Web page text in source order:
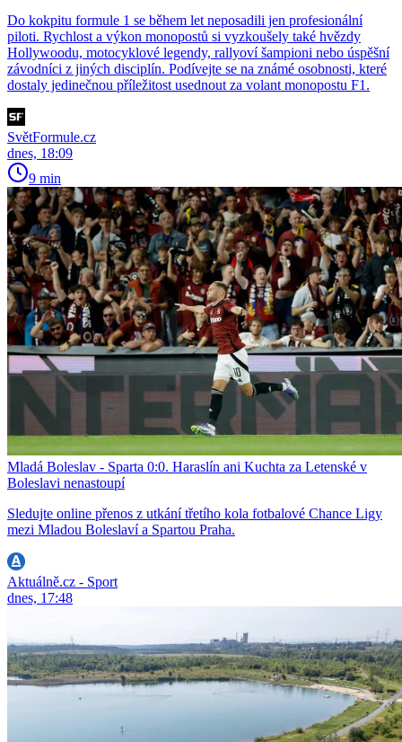
Do kokpitu formule 1 se během let neposadili jen profesionální
piloti. Rychlost a výkon monopostů si vyzkoušely také hvězdy
Hollywoodu, motocyklové legendy, rallyoví šampioni nebo úspěšní
závodníci z jiných disciplín. Podívejte se na známé osobnosti, které
dostaly jedinečnou příležitost usednout za volant monopostu F1.
SvětFormule.cz
dnes, 18:09
9 min
Mladá Boleslav - Sparta 0:0. Haraslín ani Kuchta za Letenské v
Boleslavi nenastoupí
Sledujte online přenos z utkání třetího kola fotbalové Chance Ligy
mezi Mladou Boleslaví a Spartou Praha.
Aktuálně.cz - Sport
dnes, 17:48